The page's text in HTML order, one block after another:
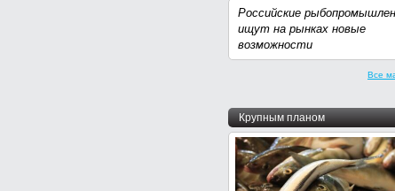
Российские
ищут на рынках новые
возможности
Все
Крупным планом